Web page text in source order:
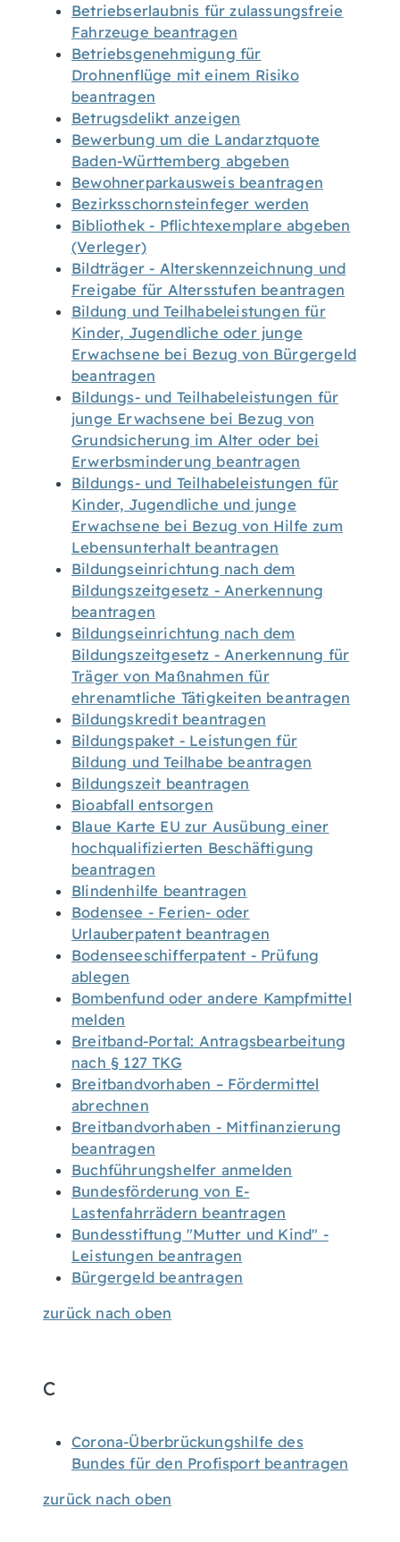
Betriebserlaubnis für zulassungsfreie
Fahrzeuge beantragen
Betriebsgenehmigung für
Drohnenflüge mit einem Risiko
beantragen
Betrugsdelikt anzeigen
Bewerbung um die Landarztquote
Baden-Württemberg abgeben
Bewohnerparkausweis beantragen
Bezirksschornsteinfeger werden
Bibliothek - Pflichtexemplare abgeben
(Verleger)
Bildträger - Alterskennzeichnung und
Freigabe für Altersstufen beantragen
Bildung und Teilhabeleistungen für
Kinder, Jugendliche oder junge
Erwachsene bei Bezug von Bürgergeld
beantragen
Bildungs- und Teilhabeleistungen für
junge Erwachsene bei Bezug von
Grundsicherung im Alter oder bei
Erwerbsminderung beantragen
Bildungs- und Teilhabeleistungen für
Kinder, Jugendliche und junge
Erwachsene bei Bezug von Hilfe zum
Lebensunterhalt beantragen
Bildungseinrichtung nach dem
Bildungszeitgesetz - Anerkennung
beantragen
Bildungseinrichtung nach dem
Bildungszeitgesetz - Anerkennung für
Träger von Maßnahmen für
ehrenamtliche Tätigkeiten beantragen
Bildungskredit beantragen
Bildungspaket - Leistungen für
Bildung und Teilhabe beantragen
Bildungszeit beantragen
Bioabfall entsorgen
Blaue Karte EU zur Ausübung einer
hochqualifizierten Beschäftigung
beantragen
Blindenhilfe beantragen
Bodensee - Ferien- oder
Urlauberpatent beantragen
Bodenseeschifferpatent - Prüfung
ablegen
Bombenfund oder andere Kampfmittel
melden
Breitband-Portal: Antragsbearbeitung
nach § 127 TKG
Breitbandvorhaben – Fördermittel
abrechnen
Breitbandvorhaben - Mitfinanzierung
beantragen
Buchführungshelfer anmelden
Bundesförderung von E-
Lastenfahrrädern beantragen
Bundesstiftung "Mutter und Kind" -
Leistungen beantragen
Bürgergeld beantragen
zurück nach oben
C
Corona-Überbrückungshilfe des
Bundes für den Profisport beantragen
zurück nach oben